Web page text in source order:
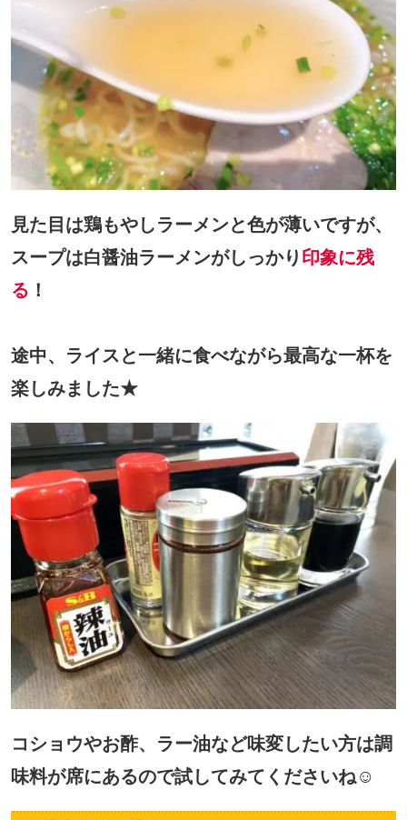
見た目は鶏もやしラーメンと色が薄いですが、
スープは白醤油ラーメンがしっかり 印象に残
る ！
途中、ライスと一緒に食べながら最高な一杯を
楽しみました★
コショウやお酢、ラー油など味変したい方は調
味料が席にあるので試してみてくださいね☺